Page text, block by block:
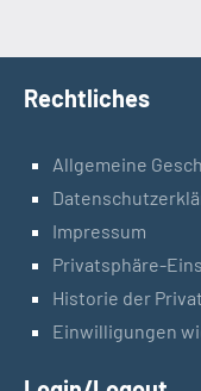
Rechtliches
Allgemeine
Impressum
Privatsphäre-
Historie der
Einwilligungen